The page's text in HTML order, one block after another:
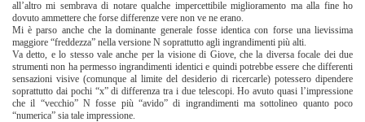
all’altro mi sembrava di notare qualche impercettibile miglioramento ma alla fine ho
dovuto ammettere che forse differenze vere non ve ne erano.
Mi è parso anche che la dominante generale fosse identica con forse una lievissima
maggiore “freddezza” nella versione N soprattutto agli ingrandimenti più alti.
Va detto, e lo stesso vale anche per la visione di Giove, che la diversa focale dei due
strumenti non ha permesso ingrandimenti identici e quindi potrebbe essere che differenti
sensazioni visive (comunque al limite del desiderio di ricercarle) potessero dipendere
soprattutto dai pochi “x” di differenza tra i due telescopi. Ho avuto quasi l’impressione
che il “vecchio” N fosse più “avido” di ingrandimenti ma sottolineo quanto poco
“numerica” sia tale impressione.